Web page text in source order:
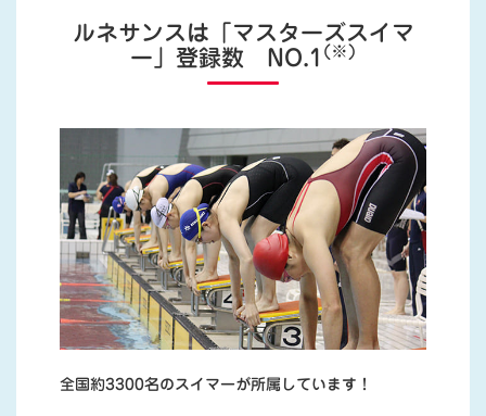
ルネサンスは「マスターズスイマ
ー」登録数 NO.1 (※)
全国約3300名のスイマーが所属しています！